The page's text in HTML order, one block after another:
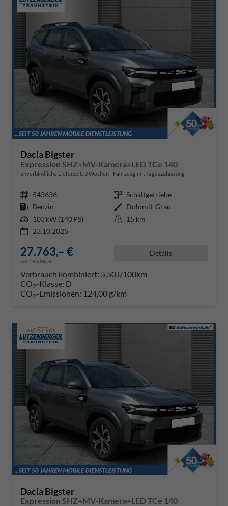
Dacia Bigster
Expression SHZ+MV-Kamera+LED TCe 140
unverbindliche Lieferzeit: 3 Wochen Fahrzeug mit Tageszulassung
Fahrzeugnr. 543636 Getriebe Schaltgetriebe
Kraftstoff Benzin Außenfarbe Dolomit-Grau
Leistung 103 kW (140 PS) Kilometerstand 15 km
23.10.2025
27.763,– €
incl. 19% MwSt.
Details
Verbrauch kombiniert: 5,50 l/100km
CO2-Klasse: D
CO2-Emissionen: 124,00 g/km
Dacia Bigster
Expression SHZ+MV-Kamera+LED TCe 140